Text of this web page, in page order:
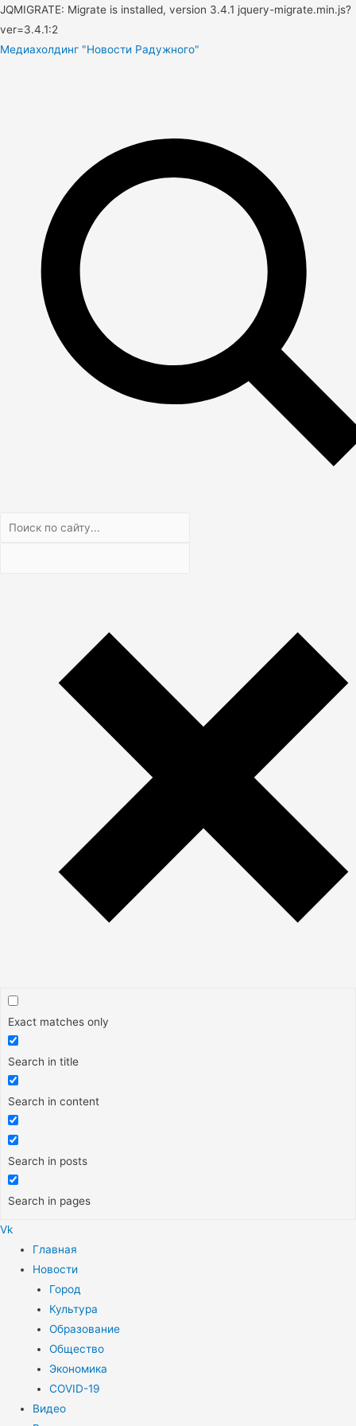
JQMIGRATE: Migrate is installed, version 3.4.1 jquery-migrate.min.js?
ver=3.4.1:2
Медиахолдинг "Новости Радужного"
Exact matches only
Search in title
Search in content
Search in posts
Search in pages
Vk
Меню
Главная
Новости
Город
Культура
Образование
Общество
Экономика
COVID-19
Видео